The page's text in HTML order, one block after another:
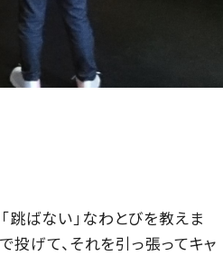
跳ばない」なわとびを教えま
投げて、それを引っ張ってキャ